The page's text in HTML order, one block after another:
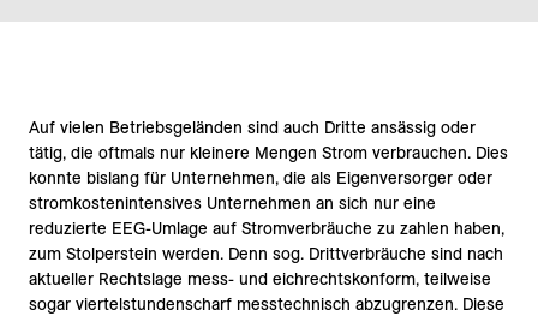
Auf vielen Betriebsgeländen sind auch Dritte ansässig oder
tätig, die oftmals nur kleinere Mengen Strom verbrauchen. Dies
konnte bislang für Unternehmen, die als Eigenversorger oder
stromkostenintensives Unternehmen an sich nur eine
reduzierte EEG-Umlage auf Stromverbräuche zu zahlen haben,
zum Stolperstein werden. Denn sog. Drittverbräuche sind nach
aktueller Rechtslage mess- und eichrechtskonform, teilweise
sogar viertelstundenscharf messtechnisch abzugrenzen. Diese